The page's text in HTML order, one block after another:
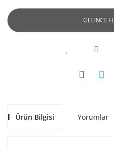
GELİNCE
Ürün Bilgisi Yorumlar